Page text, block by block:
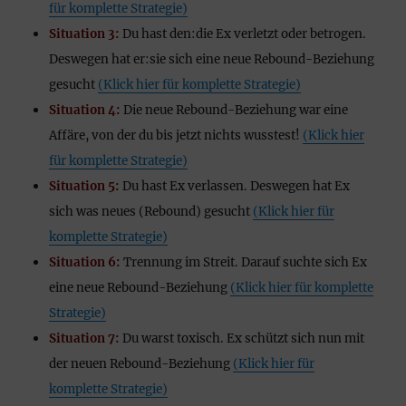
für komplette Strategie)
Situation 3: Du hast den:die Ex verletzt oder betrogen.
Deswegen hat er:sie sich eine neue Rebound-Beziehung
gesucht (Klick hier für komplette Strategie)
Situation 4: Die neue Rebound-Beziehung war eine
Affäre, von der du bis jetzt nichts wusstest! (Klick hier
für komplette Strategie)
Situation 5: Du hast Ex verlassen. Deswegen hat Ex
sich was neues (Rebound) gesucht (Klick hier für
komplette Strategie)
Situation 6: Trennung im Streit. Darauf suchte sich Ex
eine neue Rebound-Beziehung (Klick hier für komplette
Strategie)
Situation 7: Du warst toxisch. Ex schützt sich nun mit
der neuen Rebound-Beziehung (Klick hier für
komplette Strategie)